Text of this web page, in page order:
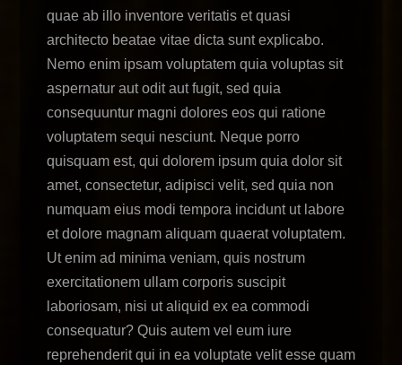
quae ab illo inventore veritatis et quasi
architecto beatae vitae dicta sunt explicabo.
Nemo enim ipsam voluptatem quia voluptas sit
aspernatur aut odit aut fugit, sed quia
consequuntur magni dolores eos qui ratione
voluptatem sequi nesciunt. Neque porro
quisquam est, qui dolorem ipsum quia dolor sit
amet, consectetur, adipisci velit, sed quia non
numquam eius modi tempora incidunt ut labore
et dolore magnam aliquam quaerat voluptatem.
Ut enim ad minima veniam, quis nostrum
exercitationem ullam corporis suscipit
laboriosam, nisi ut aliquid ex ea commodi
consequatur? Quis autem vel eum iure
reprehenderit qui in ea voluptate velit esse quam